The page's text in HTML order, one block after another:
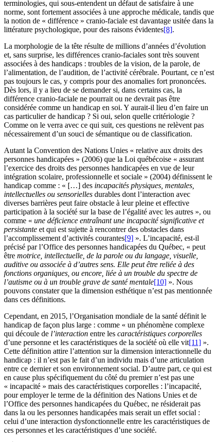
terminologies, qui sous-entendent un défaut de satisfaire à une
norme, sont fortement associées à une approche médicale, tandis que
la notion de « différence » cranio-faciale est davantage usitée dans la
littérature psychologique, pour des raisons évidentes[8].
La morphologie de la tête résulte de millions d’années d’évolution
et, sans surprise, les différences cranio-faciales sont très souvent
associées à des handicaps : troubles de la vision, de la parole, de
l’alimentation, de l’audition, de l’activité cérébrale. Pourtant, ce n’est
pas toujours le cas, y compris pour des anomalies fort prononcées.
Dès lors, il y a lieu de se demander si, dans certains cas, la
différence cranio-faciale ne pourrait ou ne devrait pas être
considérée comme un handicap en soi. Y aurait-il lieu d’en faire un
cas particulier de handicap ? Si oui, selon quelle critériologie ?
Comme on le verra avec ce qui suit, ces questions ne relèvent pas
nécessairement d’un souci de sémantique ou de classification.
Autant la Convention des Nations Unies « relative aux droits des
personnes handicapées » (2006) que la Loi québécoise « assurant
l’exercice des droits des personnes handicapées en vue de leur
intégration scolaire, professionnelle et sociale » (2004) définissent le
handicap comme : « […] des incapacités physiques, mentales,
intellectuelles ou sensorielles durables dont l’interaction avec
diverses barrières peut faire obstacle à leur pleine et effective
participation à la société sur la base de l’égalité avec les autres », ou
comme « une déficience entraînant une incapacité significative et
persistante et qui est sujette à rencontrer des obstacles dans
l’accomplissement d’activités courantes[9] ». L’incapacité, est-il
précisé par l’Office des personnes handicapées du Québec, « peut
être motrice, intellectuelle, de la parole ou du langage, visuelle,
auditive ou associée à d’autres sens. Elle peut être reliée à des
fonctions organiques, ou encore, liée à un trouble du spectre de
l’autisme ou à un trouble grave de santé mentale[10] ». Nous
pouvons constater que la dimension esthétique n’est pas mentionnée
dans ces définitions.
Cependant, en 2015, l’Organisation mondiale de la santé définit le
handicap de façon plus large : comme « un phénomène complexe
qui découle de l’interaction entre les caractéristiques corporelles
d’une personne et les caractéristiques de la société où elle vit[11] ».
Cette définition attire l’attention sur la dimension interactionnelle du
handicap : il n’est pas le fait d’un individu mais d’une articulation
entre ce dernier et son environnement social. D’autre part, ce qui est
en cause plus spécifiquement du côté du premier n’est pas une
« incapacité » mais des caractéristiques corporelles : l’incapacité,
pour employer le terme de la définition des Nations Unies et de
l’Office des personnes handicapées du Québec, ne résiderait pas
dans la ou les personnes handicapées mais serait un effet social :
celui d’une interaction dysfonctionnelle entre les caractéristiques de
ces personnes et les caractéristiques d’une société.